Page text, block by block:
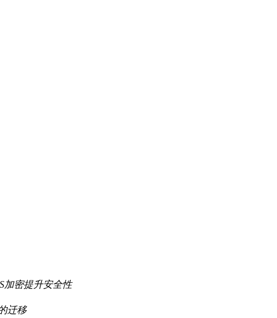
加密提升安全性
迁移